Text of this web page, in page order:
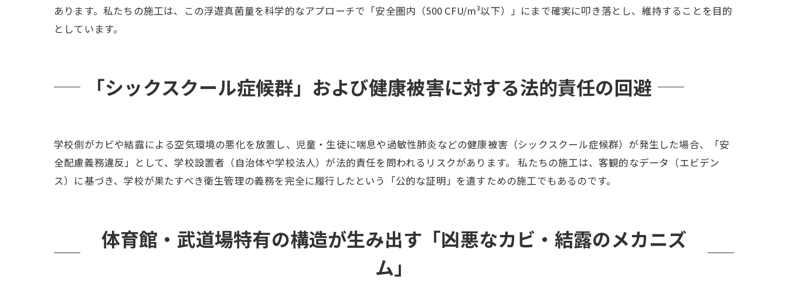
あります。私たちの施工は、この浮遊真菌量を科学的なアプローチで「安全圏内（500 CFU/m³以下）」にまで確実に叩き落とし、維持することを目的
としています。
「シックスクール症候群」および健康被害に対する法的責任の回避
学校側がカビや結露による空気環境の悪化を放置し、児童・生徒に喘息や過敏性肺炎などの健康被害（シックスクール症候群）が発生した場合、「安
全配慮義務違反」として、学校設置者（自治体や学校法人）が法的責任を問われるリスクがあります。 私たちの施工は、客観的なデータ（エビデン
ス）に基づき、学校が果たすべき衛生管理の義務を完全に履行したという「公的な証明」を遺すための施工でもあるのです。
体育館・武道場特有の構造が生み出す「凶悪なカビ・結露のメカニズ
ム」